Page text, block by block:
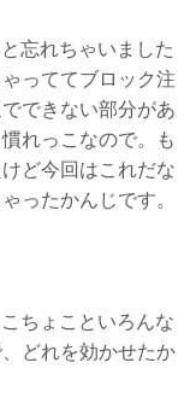
忘れちゃいました
っててブロック注
できない部分があ
れっこなので。も
ど今回はこれだな
ったかんじです。
ちょこといろんな
どれを効かせたか